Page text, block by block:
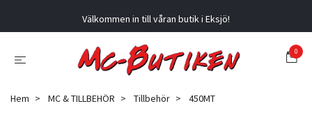
Välkommen in till våran butik i Eksjö!
0
Hem MC & TILLBEHÖR Tillbehör 450MT